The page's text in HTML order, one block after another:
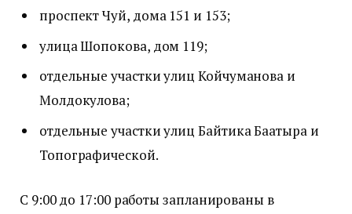
проспект Чуй, дома 151 и 153;
улица Шопокова, дом 119;
отдельные участки улиц Койчуманова и
Молдокулова;
отдельные участки улиц Байтика Баатыра и
Топографической.
С 9:00 до 17:00 работы запланированы в